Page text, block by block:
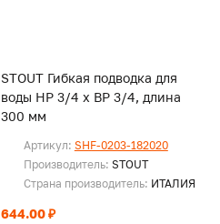
STOUT Гибкая подводка для
воды НР 3/4 х ВР 3/4, длина
300 мм
Артикул: SHF-0203-182020
Производитель: STOUT
Страна производитель: ИТАЛИЯ
644.00 ₽